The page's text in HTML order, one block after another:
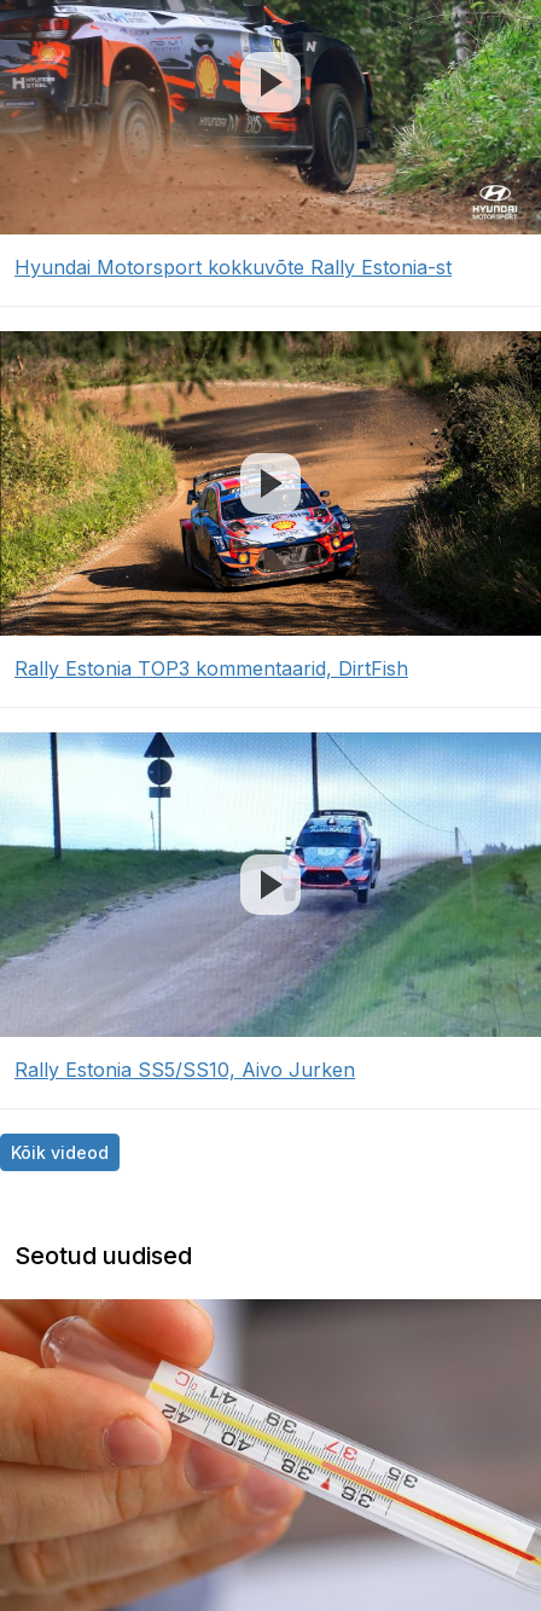
Hyundai Motorsport kokkuvõte Rally Estonia-st
Rally Estonia TOP3 kommentaarid, DirtFish
Rally Estonia SS5/SS10, Aivo Jurken
Kõik videod
Seotud uudised